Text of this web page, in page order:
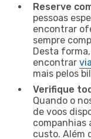
Reserve
pessoas
encontrar
sempre
Desta
encontrar
mais pelos
Verifique
Quando o
de voos
companhias
custo. Além